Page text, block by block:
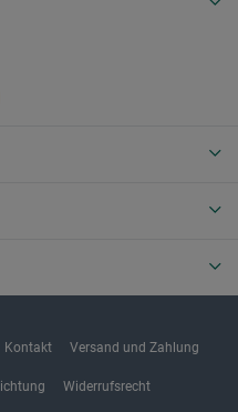
Kontakt Versand und Zahlung
Widerrufsrecht